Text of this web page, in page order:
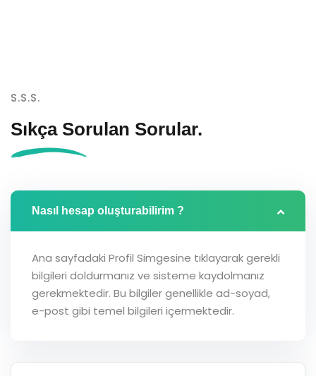
S.S.S.
Sıkça Sorulan Sorular.
Nasıl hesap oluşturabilirim ?
Ana sayfadaki Profil Simgesine tıklayarak gerekli
bilgileri doldurmanız ve sisteme kaydolmanız
gerekmektedir. Bu bilgiler genellikle ad-soyad,
e-post gibi temel bilgileri içermektedir.